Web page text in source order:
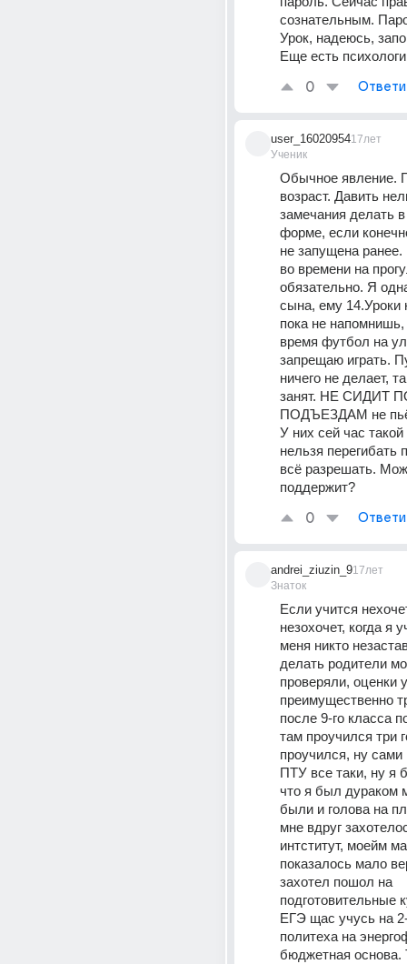
сознательным.
Урок, надеюсь,
Еще есть
0
user_16020954
Ученик
17лет
Обычное явление.
возраст. Давить
замечания делать в
форме, если
не запущена ранее.
во времени на
обязательно. Я
сына, ему 14.Уроки
пока не напомнишь,
время футбол на
запрещаю играть.
ничего не делает,
занят. НЕ СИДИТ
ПОДЪЕЗДАМ не
У них сей час такой
нельзя перегибать
всё разрешать.
поддержит?
0
andrei_ziuzin_9
Знаток
17лет
Если учится
незохочет, когда я
меня никто
делать родители
проверяли, оценки
преимущественно
после 9-го класса
там проучился три
проучился, ну сами
ПТУ все таки, ну я
что я был дураком
были и голова на
мне вдруг
интститут, моейм
показалось мало
захотел пошол на
подготовительные
ЕГЭ щас учусь на
политеха на
бюджетная основа.